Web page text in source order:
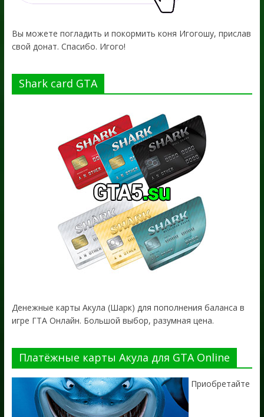
Вы можете погладить и покормить коня Игогошу, прислав
свой донат. Спасибо. Игого!
Shark card GTA
Денежные карты Акула (Шарк) для пополнения баланса в
игре ГТА Онлайн. Большой выбор, разумная цена.
Платёжные карты Акула для GTA Online
Приобретайте